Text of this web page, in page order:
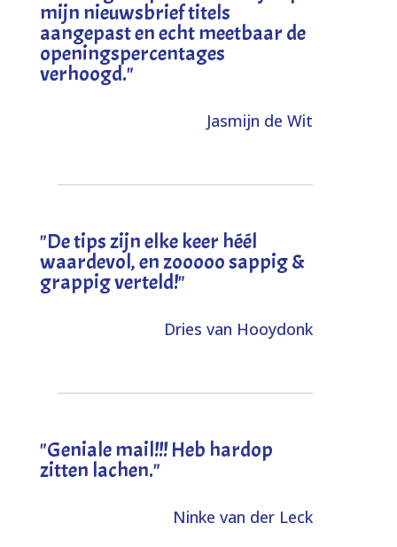
mijn nieuwsbrief titels
aangepast en echt meetbaar de
openingspercentages
verhoogd."
Jasmijn de Wit
"De tips zijn elke keer héél
waardevol, en zooooo sappig &
grappig verteld!"
Dries van Hooydonk
"Geniale mail!!! Heb hardop
zitten lachen."
Ninke van der Leck